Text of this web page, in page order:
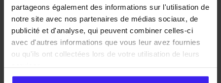
partageons également des informations sur l'utilisation de
notre site avec nos partenaires de médias sociaux, de
publicité et d'analyse, qui peuvent combiner celles-ci
avec d'autres informations que vous leur avez fournies
ou qu'ils ont collectées lors de votre utilisation de leurs
services.
<< Retour aux vidéos